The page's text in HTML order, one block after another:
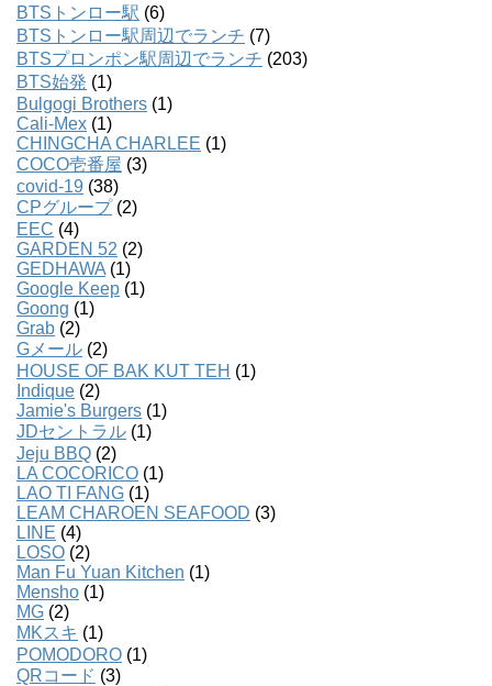
BTSトンロー駅 (6)
BTSトンロー駅周辺でランチ (7)
BTSプロンポン駅周辺でランチ (203)
BTS始発 (1)
Bulgogi Brothers (1)
Cali-Mex (1)
CHINGCHA CHARLEE (1)
COCO壱番屋 (3)
covid-19 (38)
CPグループ(2)
EEC (4)
GARDEN 52 (2)
GEDHAWA (1)
Google Keep (1)
Goong (1)
Grab (2)
Gメール (2)
HOUSE OF BAK KUT TEH (1)
Indique (2)
Jamie's Burgers (1)
JDセントラル (1)
Jeju BBQ (2)
LA COCORICO (1)
LAO TI FANG (1)
LEAM CHAROEN SEAFOOD (3)
LINE (4)
LOSO (2)
Man Fu Yuan Kitchen (1)
Mensho (1)
MG (2)
MKスキ (1)
POMODORO (1)
QRコード (3)